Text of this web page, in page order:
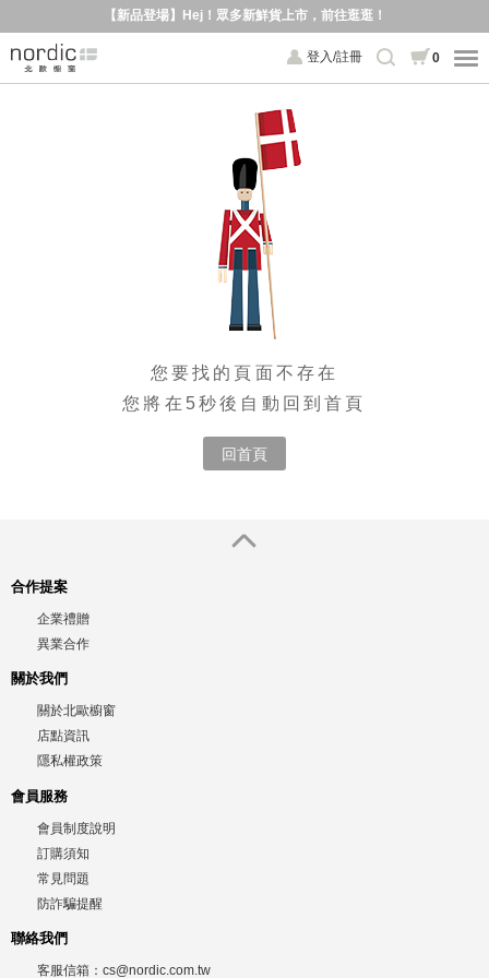
【新品登場】Hej！眾多新鮮貨上市，前往逛逛！
登入/註冊 0
您要找的頁面不存在
您將在5秒後自動回到首頁
回首頁
合作提案
企業禮贈
異業合作
關於我們
關於北歐櫥窗
店點資訊
隱私權政策
會員服務
會員制度說明
訂購須知
常見問題
防詐騙提醒
聯絡我們
客服信箱： cs@nordic.com.tw